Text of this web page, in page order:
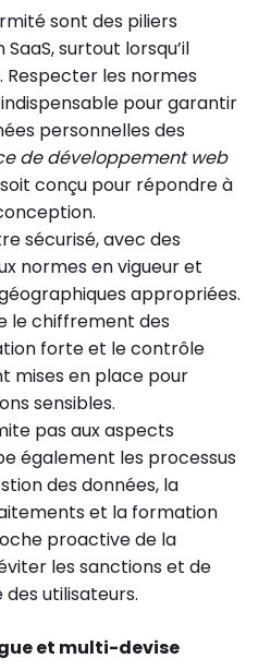
sont des piliers
surtout lorsqu’il
Respecter les normes
pour garantir
personnelles des
de développement web
conçu pour répondre à
sécurisé, avec des
normes en vigueur et
appropriées.
le chiffrement des
forte et le contrôle
mises en place pour
sensibles.
pas aux aspects
également les processus
des données, la
et la formation
proactive de la
les sanctions et de
utilisateurs.
et multi-devise